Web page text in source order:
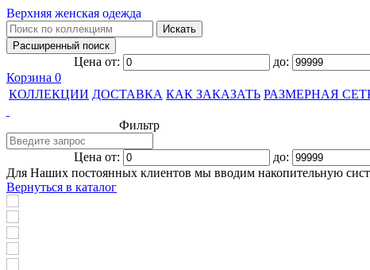
Верхняя женская одежда
Цена от: до:
Корзина 0
КОЛЛЕКЦИИ ДОСТАВКА КАК ЗАКАЗАТЬ РАЗМЕРНАЯ
Фильтр
Цена от: до:
Для Наших постоянных клиентов мы вводим накопительную
Вернуться в каталог